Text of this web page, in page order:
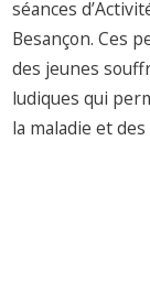
séances
Besançon. Ces
des jeunes
ludiques qui
la maladie et